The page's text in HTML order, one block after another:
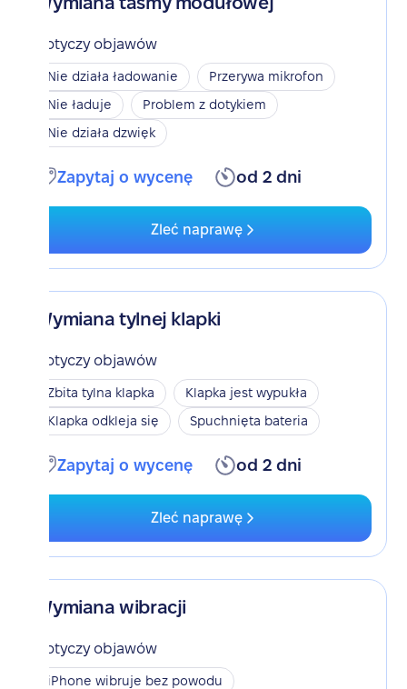
Dotyczy objawów
Nie działa ładowanie
Przerywa mikrofon
Nie ładuje
Problem z dotykiem
Nie działa dzwięk
Zapytaj o wycenę od 2 dni
Zleć naprawę
Wymiana tylnej klapki
Dotyczy objawów
Zbita tylna klapka
Klapka jest wypukła
Klapka odkleja się
Spuchnięta bateria
Zapytaj o wycenę od 2 dni
Zleć naprawę
Wymiana wibracji
Dotyczy objawów
iPhone wibruje bez powodu